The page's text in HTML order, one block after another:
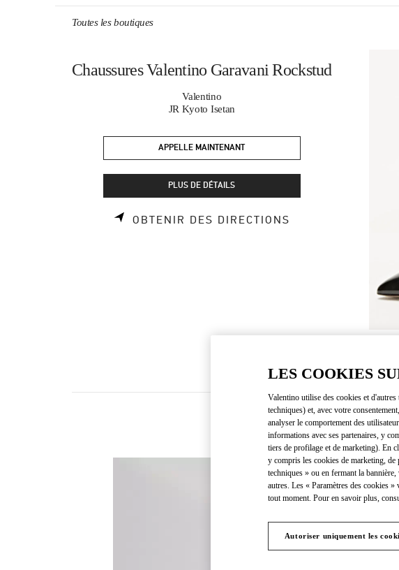
Toutes les boutiques
Chaussures Valentino Garavani Rockstud
Valentino
JR Kyoto Isetan
APPELLE MAINTENANT
PLUS DE DÉTAILS
OBTENIR DES DIRECTIONS
LES COOKIES
Valentino utilise des cookies et
techniques) et, avec votre
analyser le comportement des
informations avec ses partenaires, y
tiers de profilage et de marketing). En
y compris les cookies de marketing,
techniques » ou en fermant la
autres. Les « Paramètres des cookies
tout moment. Pour en savoir plus,
Autoriser uniquement les